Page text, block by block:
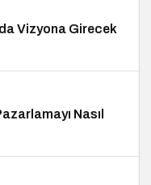
Vizyona Girecek
Nasıl